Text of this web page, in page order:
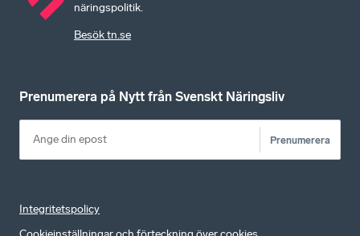
näringspolitik.
Besök tn.se
Prenumerera på Nytt från Svenskt Näringsliv
Prenumerera
Integritetspolicy